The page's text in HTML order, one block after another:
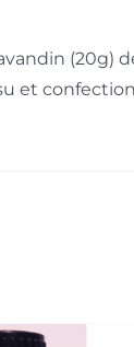
(20g)
et